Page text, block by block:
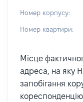
Номер корпусу:
Номер квартири:
Місце
адреса, на яку
запобігання